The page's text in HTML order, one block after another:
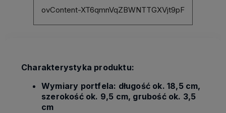
ovContent-XT6qmnVqZBWNTTGXVjt9pF
Charakterystyka produktu:
Wymiary portfela: długość ok. 18,5 cm,
szerokość ok. 9,5 cm, grubość ok. 3,5
cm